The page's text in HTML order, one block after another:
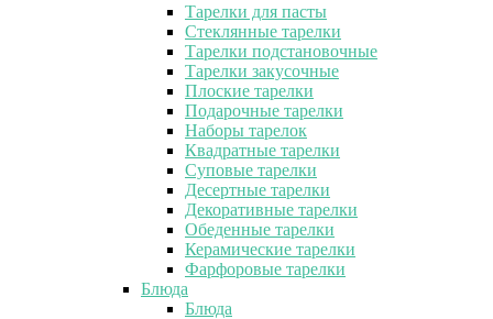
Тарелки для пасты
Стеклянные тарелки
Тарелки подстановочные
Тарелки закусочные
Плоские тарелки
Подарочные тарелки
Наборы тарелок
Квадратные тарелки
Суповые тарелки
Десертные тарелки
Декоративные тарелки
Обеденные тарелки
Керамические тарелки
Фарфоровые тарелки
Блюда
Блюда